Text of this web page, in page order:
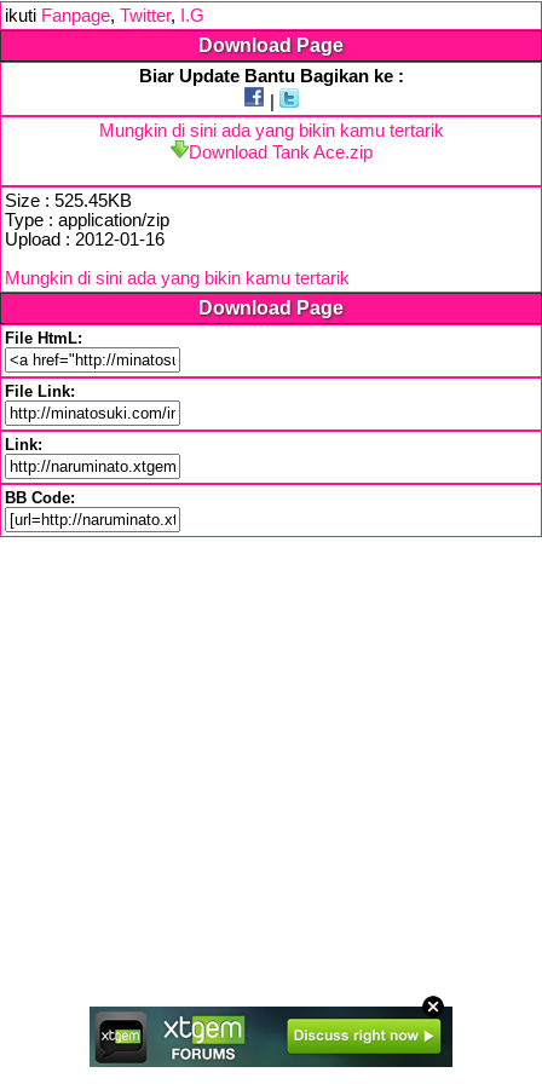
ikuti Fanpage, Twitter, I.G
Download Page
Biar Update Bantu Bagikan ke :
Mungkin di sini ada yang bikin kamu tertarik
Download Tank Ace.zip
Size : 525.45KB
Type : application/zip
Upload : 2012-01-16
Mungkin di sini ada yang bikin kamu tertarik
Download Page
File HtmL:
File Link:
Link:
BB Code: